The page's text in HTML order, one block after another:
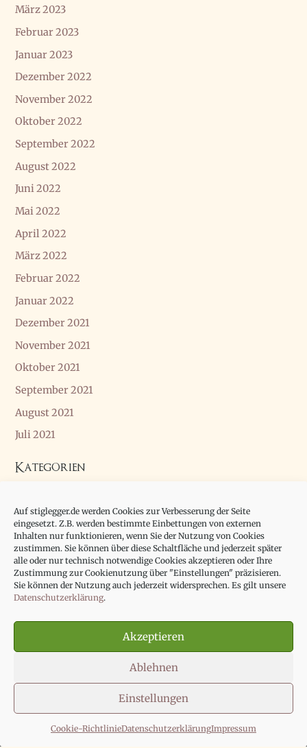
Auf stiglegger.de werden Cookies zur Verbesserung der Seite
eingesetzt. Z.B. werden bestimmte Einbettungen von externen
Inhalten nur funktionieren, wenn Sie der Nutzung von Cookies
zustimmen. Sie können über diese Schaltfläche und jederzeit später
alle oder nur technisch notwendige Cookies akzeptieren oder Ihre
Zustimmung zur Cookienutzung über "Einstellungen" präzisieren.
Sie können der Nutzung auch jederzeit widersprechen. Es gilt unsere
Datenschutzerklärung.
Akzeptieren
Ablehnen
Einstellungen
Cookie-RichtlinieDatenschutzerklärungImpressum
März 2023
Februar 2023
Januar 2023
Dezember 2022
November 2022
Oktober 2022
September 2022
August 2022
Juni 2022
Mai 2022
April 2022
März 2022
Februar 2022
Januar 2022
Dezember 2021
November 2021
Oktober 2021
September 2021
August 2021
Juli 2021
Kategorien
Essay
Datenschutzerklärung
Cookie-Richtlinie (EU)
Copyright © 2026
Prof. Dr. Marcus Stiglegger